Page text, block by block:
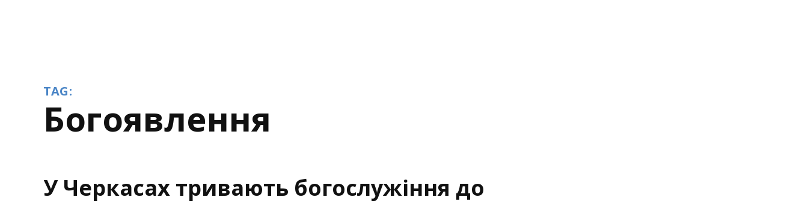
TAG:
Богоявлення
У Черкасах тривають богослужіння до